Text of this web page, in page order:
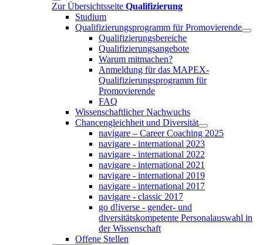
Zur Übersichtsseite Qualifizierung
Studium
Qualifizierungsprogramm für Promovierende
Qualifizierungsbereiche
Qualifizierungsangebote
Warum mitmachen?
Anmeldung für das MAPEX-
Qualifizierungsprogramm für
Promovierende
FAQ
Wissenschaftlicher Nachwuchs
Chancengleichheit und Diversität
navigare – Career Coaching 2025
navigare - international 2023
navigare - international 2022
navigare - international 2021
navigare - international 2019
navigare - international 2017
navigare - classic 2017
go d!iverse - gender- und
diversitätskompetente Personalauswahl in
der Wissenschaft
Offene Stellen